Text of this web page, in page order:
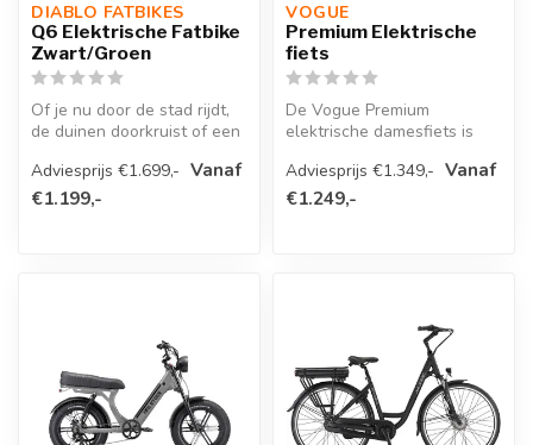
DIABLO FATBIKES
Q6 Elektrische Fatbike
Zwart/Groen
Of je nu door de stad rijdt,
de duinen doorkruist of een
Adviesprijs €1.699,- Vanaf
€1.199,-
VOGUE
Premium Elektrische
fiets
De Vogue Premium
elektrische damesfiets is
met een still...
Adviesprijs €1.349,- Vanaf
€1.249,-